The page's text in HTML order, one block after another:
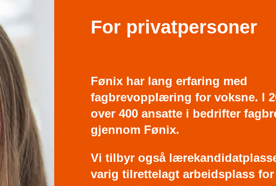
For privatpersoner
Fønix har lang erfaring med
fagbrevopplæring for voksne. I
over 400 ansatte i bedrifter
gjennom Fønix.
Vi tilbyr også
varig tilrettelagt arbeidsplass for